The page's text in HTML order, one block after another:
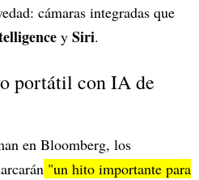
cámaras integradas que
y Siri.
portátil con IA de
en Bloomberg, los
"un hito importante para